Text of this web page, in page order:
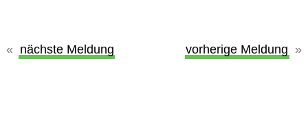
vorherige Meldung
nächste Meldung